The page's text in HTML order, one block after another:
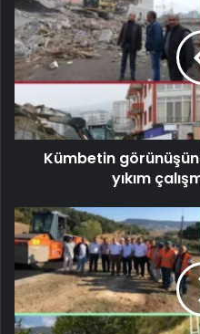
Kümbetin
yıkım